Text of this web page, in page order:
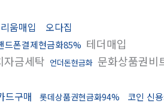
움매입 오다집
드폰결제현금화85% 테더매입
자금세탁 언더돈현금화 문화상품권비
드구매 롯데상품권현금화94% 코인 신